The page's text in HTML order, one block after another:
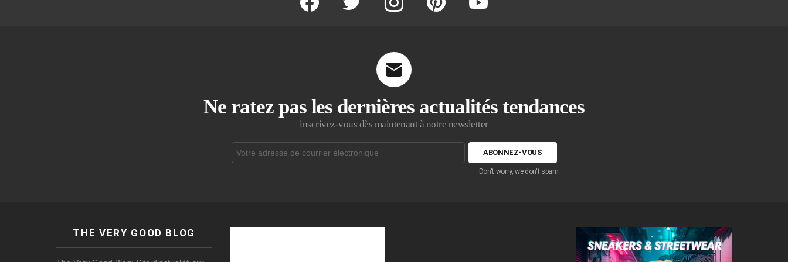
Ne ratez pas les dernières actualités tendances
inscrivez-vous dès maintenant à notre newsletter
de
courrier
Don't worry, we don't spam
THE VERY GOOD BLOG